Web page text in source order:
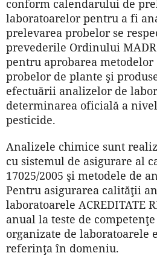
conform calendarului de
laboratoarelor pentru a fi
prelevarea probelor se
prevederile Ordinului MADR
pentru aprobarea metodelor
probelor de plante şi
efectuării analizelor de
determinarea oficială a
pesticide.
Analizele chimice sunt
cu sistemul de asigurare al
17025/2005 şi metodele de
Pentru asigurarea calităţii
laboratoarele ACREDITATE
anual la teste de
organizate de laboratoarele
referinţa în domeniu.